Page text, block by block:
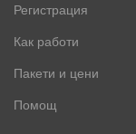
Регистрация
Как работи
Пакети и цени
Помощ